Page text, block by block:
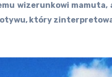
wizerunkowi
który